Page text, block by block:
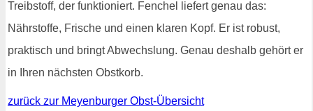
Treibstoff, der funktioniert. Fenchel liefert genau das:
Nährstoffe, Frische und einen klaren Kopf. Er ist robust,
praktisch und bringt Abwechslung. Genau deshalb gehört er
in Ihren nächsten Obstkorb.
zurück zur Meyenburger Obst-Übersicht